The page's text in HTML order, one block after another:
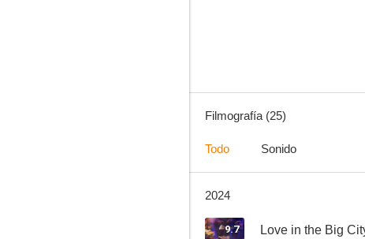
--
Filmografía (25)
Todo Sonido
2024
9.7 Love in the Big